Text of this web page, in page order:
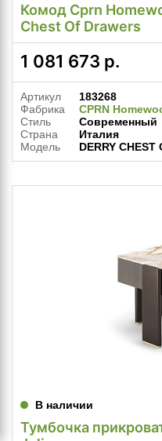
Комод Cprn
Chest Of Drawers
1 081 673 р.
Артикул
183268
Фабрика
CPRN
Стиль
Современный
Страна
Италия
Модель
DERRY CHEST
В наличии
Тумбочка